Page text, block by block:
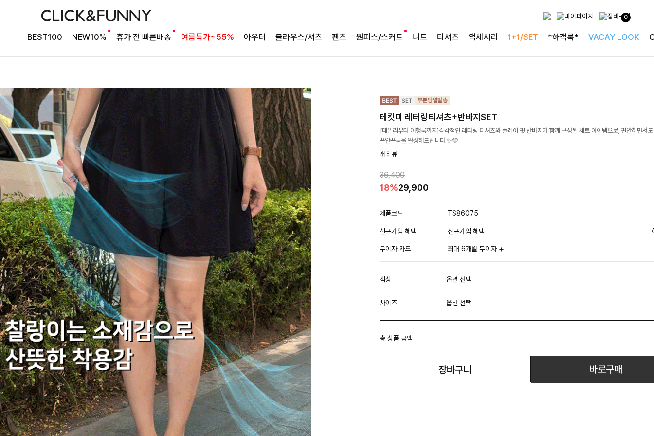
0
BEST100 NEW10% 휴가 전 빠른배송 여름특가~55% 아우터 블라우스/셔츠 팬츠 원피스/스커트 니트 티셔츠 액세서리 1+1/SET *하객룩* VACAY LOOK
테킷미 레터링티셔츠+반바지SET
[데일리부터 여행룩까지]감각적인 레터링 티셔츠와 플레어 핏 반바지가 함께 구성된 세트 아이템으로, 편안하면서
꾸안꾸룩을 완성해드립니다 ✨🩵
개 리뷰
36,400
18%29,900
제품코드 TS86075
신규가입 혜택 신규가입 혜택
무이자 카드 최대 6개월 무이자
색상
사이즈
총 상품 금액
장바구니 바로구매